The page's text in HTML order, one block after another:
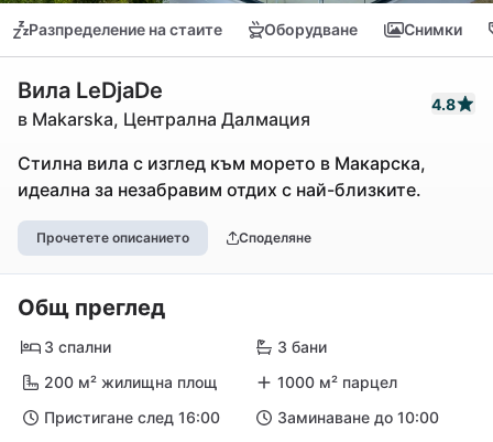
Разпределение на стаите Оборудване Снимки
Вила LeDjaDe
в Makarska, Централна Далмация
4.8
Стилна вила с изглед към морето в Макарска,
идеална за незабравим отдих с най-близките.
Прочетете описанието Споделяне
Общ преглед
3 спални
3 бани
200 м² жилищна площ
1000 м² парцел
Пристигане след 16:00
Заминаване до 10:00